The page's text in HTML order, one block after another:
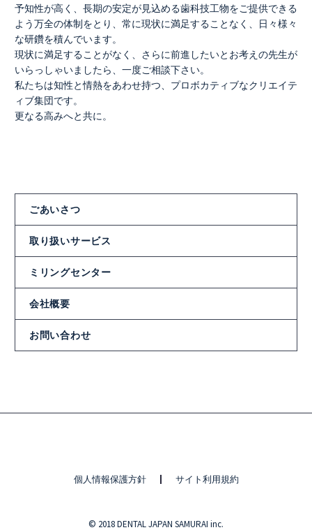
予知性が高く、長期の安定が見込める歯科技工物をご提供できる
よう万全の体制をとり、常に現状に満足することなく、日々様々
な研鑽を積んでいます。
現状に満足することがなく、さらに前進したいとお考えの先生が
いらっしゃいましたら、一度ご相談下さい。
私たちは知性と情熱をあわせ持つ、プロボカティブなクリエイテ
ィブ集団です。
更なる高みへと共に。
ごあいさつ
取り扱いサービス
ミリングセンター
会社概要
お問い合わせ
個人情報保護方針 サイト利用規約
© 2018 DENTAL JAPAN SAMURAI inc.